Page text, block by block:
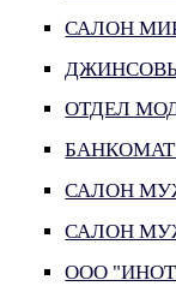
САЛОН
ОТДЕЛ
САЛОН
САЛОН
ООО